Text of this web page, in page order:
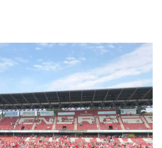
BILDUNG
IDENTITÄT
MEINE 10 PUNKTE